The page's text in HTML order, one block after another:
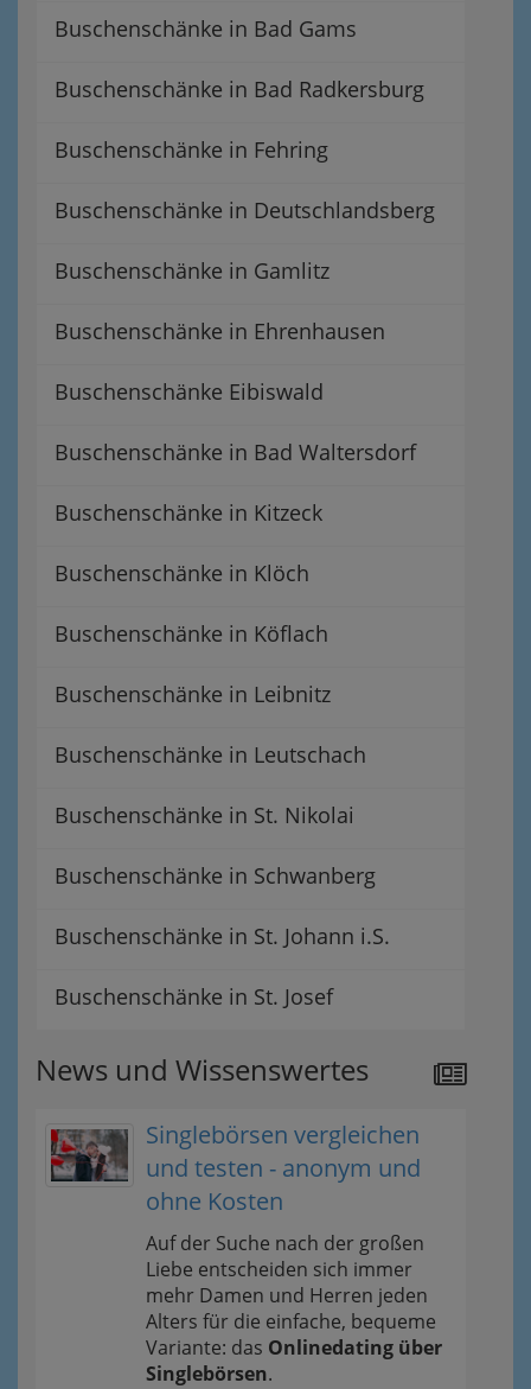
Buschenschänke in Bad Gams
Buschenschänke in Bad Radkersburg
Buschenschänke in Fehring
Buschenschänke in Deutschlandsberg
Buschenschänke in Gamlitz
Buschenschänke in Ehrenhausen
Buschenschänke Eibiswald
Buschenschänke in Bad Waltersdorf
Buschenschänke in Kitzeck
Buschenschänke in Klöch
Buschenschänke in Köflach
Buschenschänke in Leibnitz
Buschenschänke in Leutschach
Buschenschänke in St. Nikolai
Buschenschänke in Schwanberg
Buschenschänke in St. Johann i.S.
Buschenschänke in St. Josef
News und Wissenswertes
Singlebörsen vergleichen
und testen - anonym und
ohne Kosten
Auf der Suche nach der großen
Liebe entscheiden sich immer
mehr Damen und Herren jeden
Alters für die einfache, bequeme
Variante: das Onlinedating über
Singlebörsen.